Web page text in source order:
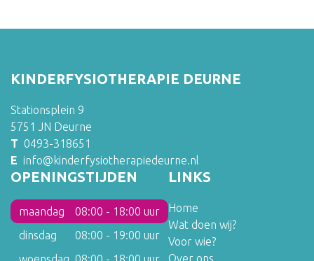
KINDERFYSIOTHERAPIE DEURNE
Stationsplein 9
5751 JN Deurne
T 0493-318651
E info@kinderfysiotherapiedeurne.nl
OPENINGSTIJDEN
maandag
08:00 - 18:00 uur
dinsdag
08:00 - 19:00 uur
LINKS
Home
Wat doen wij?
Voor wie?